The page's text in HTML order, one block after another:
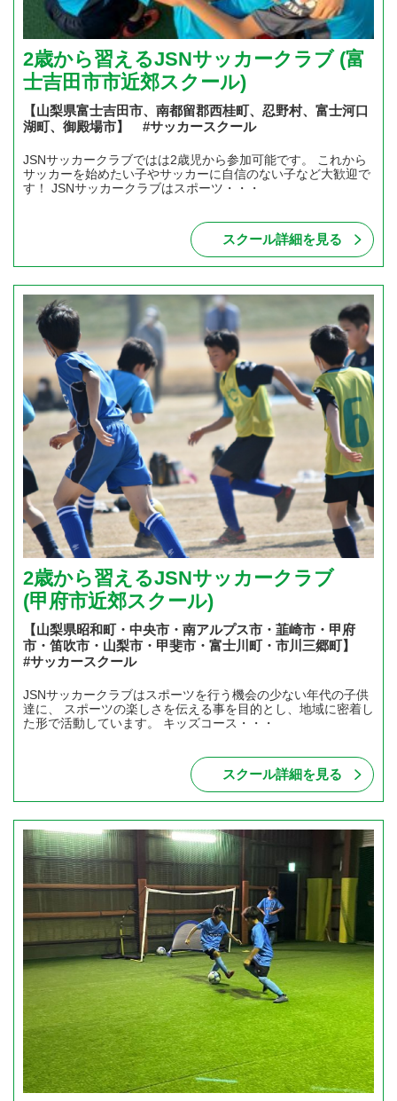
2歳から習えるJSNサッカークラブ (富
士吉田市市近郊スクール)
【山梨県富士吉田市、南都留郡西桂町、忍野村、富士河口
湖町、御殿場市】 #サッカースクール
JSNサッカークラブではは2歳児から参加可能です。 これから
サッカーを始めたい子やサッカーに自信のない子など大歓迎で
す！ JSNサッカークラブはスポーツ・・・
スクール詳細を見る
2歳から習えるJSNサッカークラブ
(甲府市近郊スクール)
【山梨県昭和町・中央市・南アルプス市・韮崎市・甲府
市・笛吹市・山梨市・甲斐市・富士川町・市川三郷町】
#サッカースクール
JSNサッカークラブはスポーツを行う機会の少ない年代の子供
達に、 スポーツの楽しさを伝える事を目的とし、地域に密着し
た形で活動しています。 キッズコース・・・
スクール詳細を見る